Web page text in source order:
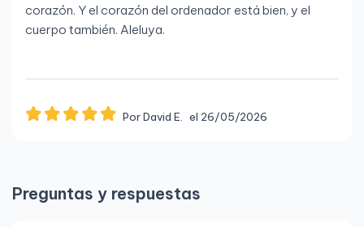
corazón. Y el corazón del ordenador está bien, y el
cuerpo también. Aleluya.
Por David E.
el 26/05/2026
Portátil que necesitaba a un precio razonable y un
estado impecable, nuevísimo
Preguntas y respuestas